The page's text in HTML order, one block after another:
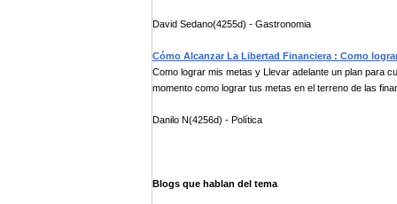
David Sedano(4255d) - Gastronomia
Cómo Alcanzar La Libertad Financiera : Como
Como lograr mis metas y Llevar adelante un plan para
momento como lograr tus metas en el terreno de las
Danilo N(4256d) - Política
Blogs que hablan del tema